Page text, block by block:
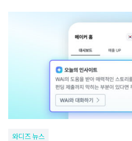
와디즈 뉴스